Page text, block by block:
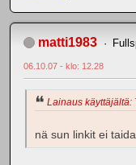
matti1983
06.10.07 - klo: 12.28
Lainaus käyttäjältä:
nä sun linkit ei